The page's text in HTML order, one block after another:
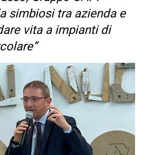
simbiosi tra azienda e
vita a impianti di